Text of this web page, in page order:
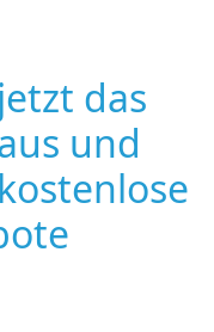
das
und